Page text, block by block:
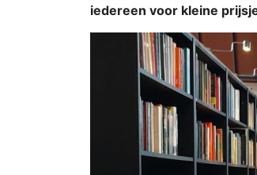
iedereen voor kleine